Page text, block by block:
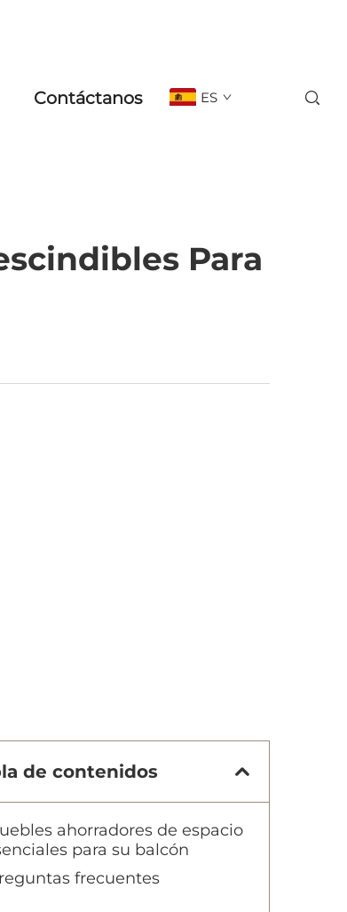
Contáctanos ES
Para
de contenidos
ahorradores de espacio
para su balcón
frecuentes